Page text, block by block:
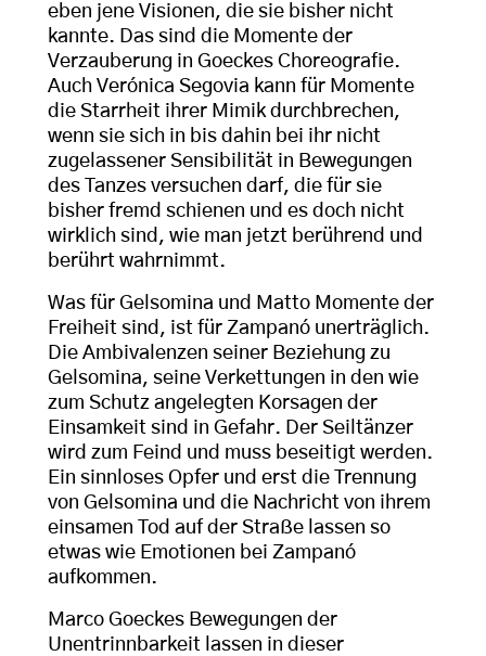
eben jene Visionen, die sie bisher nicht
kannte. Das sind die Momente der
Verzauberung in Goeckes Choreografie.
Auch Verónica Segovia kann für Momente
die Starrheit ihrer Mimik durchbrechen,
wenn sie sich in bis dahin bei ihr nicht
zugelassener Sensibilität in Bewegungen
des Tanzes versuchen darf, die für sie
bisher fremd schienen und es doch nicht
wirklich sind, wie man jetzt berührend und
berührt wahrnimmt.
Was für Gelsomina und Matto Momente der
Freiheit sind, ist für Zampanó unerträglich.
Die Ambivalenzen seiner Beziehung zu
Gelsomina, seine Verkettungen in den wie
zum Schutz angelegten Korsagen der
Einsamkeit sind in Gefahr. Der Seiltänzer
wird zum Feind und muss beseitigt werden.
Ein sinnloses Opfer und erst die Trennung
von Gelsomina und die Nachricht von ihrem
einsamen Tod auf der Straße lassen so
etwas wie Emotionen bei Zampanó
aufkommen.
Marco Goeckes Bewegungen der
Unentrinnbarkeit lassen in dieser